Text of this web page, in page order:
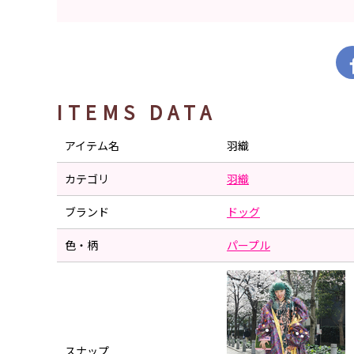
ITEMS DATA
アイテム名 羽織
カテゴリ 羽織
ブランド ドッグ
色・柄 パープル
スナップ